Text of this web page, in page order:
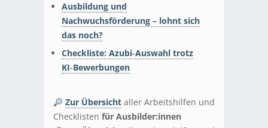
Ausbildung und
Nachwuchsförderung – lohnt sich
das noch?
Checkliste: Azubi‑Auswahl trotz
KI‑Bewerbungen
Zur Übersichtaller Arbeitshilfen und
Checklisten für Ausbilder:innen